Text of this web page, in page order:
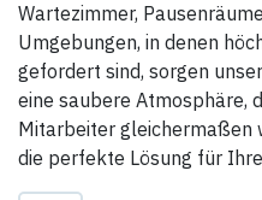
Wartezimmer,
Umgebungen, in denen
gefordert sind, sorgen
eine saubere Atmosphäre,
Mitarbeiter gleichermaßen
die perfekte Lösung für